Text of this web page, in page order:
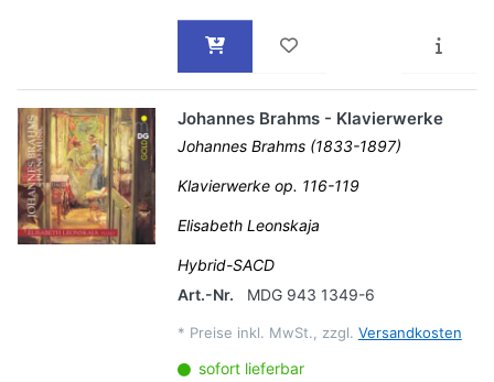
Johannes Brahms - Klavierwerke
Johannes Brahms (1833-1897)
Klavierwerke op. 116-119
Elisabeth Leonskaja
Hybrid-SACD
Art.-Nr.
MDG 943 1349-6
* Preise inkl. MwSt., zzgl. Versandkosten
sofort lieferbar